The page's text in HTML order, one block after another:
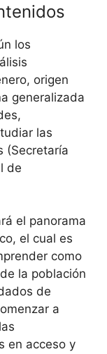
los
origen
generalizada
las
(Secretaría
de
el panorama
el cual es
como
la población
de
a
en acceso y